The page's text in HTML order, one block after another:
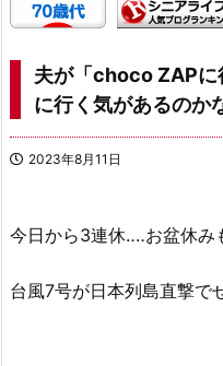
夫が「choco ZAPに
に行く気があるのか
2023年8月11日
今日から3連休‥‥お盆休み
台風7号が日本列島直撃で